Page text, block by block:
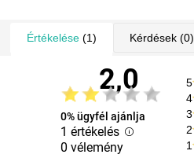
Értékelése(1) Kérdések(0)
2,0
0% ügyfél ajánlja
1 értékelés
0 vélemény
5
4
3
2
1